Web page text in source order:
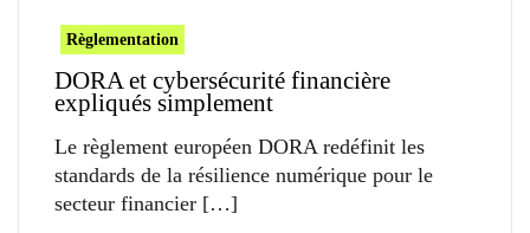
Règlementation
DORA et cybersécurité financière
expliqués simplement
Le règlement européen DORA redéfinit les
standards de la résilience numérique pour le
secteur financier